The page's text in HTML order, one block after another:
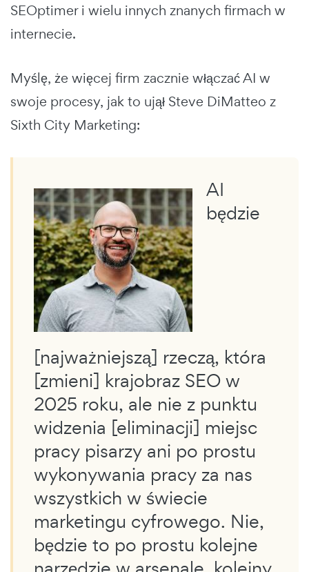
SEOptimer i wielu innych znanych firmach w
internecie.
Myślę, że więcej firm zacznie włączać AI w
swoje procesy, jak to ujął Steve DiMatteo z
Sixth City Marketing:
AI
będzie
[najważniejszą] rzeczą, która
[zmieni] krajobraz SEO w
2025 roku, ale nie z punktu
widzenia [eliminacji] miejsc
pracy pisarzy ani po prostu
wykonywania pracy za nas
wszystkich w świecie
marketingu cyfrowego. Nie,
będzie to po prostu kolejne